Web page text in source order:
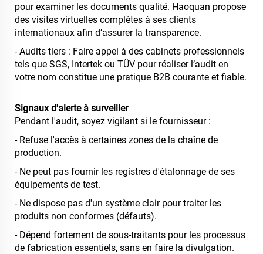
pour examiner les documents qualité. Haoquan propose
des visites virtuelles complètes à ses clients
internationaux afin d’assurer la transparence.
- Audits tiers : Faire appel à des cabinets professionnels
tels que SGS, Intertek ou TÜV pour réaliser l’audit en
votre nom constitue une pratique B2B courante et fiable.
Signaux d'alerte à surveiller
Pendant l'audit, soyez vigilant si le fournisseur :
- Refuse l'accès à certaines zones de la chaîne de
production.
- Ne peut pas fournir les registres d'étalonnage de ses
équipements de test.
- Ne dispose pas d'un système clair pour traiter les
produits non conformes (défauts).
- Dépend fortement de sous-traitants pour les processus
de fabrication essentiels, sans en faire la divulgation.